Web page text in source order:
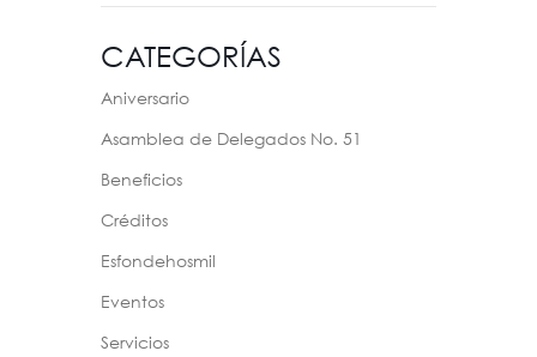
CATEGORÍAS
Aniversario
Asamblea de Delegados No. 51
Beneficios
Créditos
Esfondehosmil
Eventos
Servicios